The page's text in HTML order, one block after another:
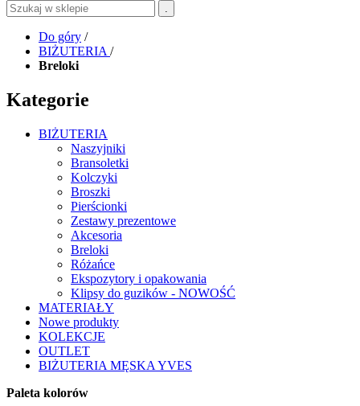
.
Do góry /
BIŻUTERIA /
Breloki
Kategorie
BIŻUTERIA
Naszyjniki
Bransoletki
Kolczyki
Broszki
Pierścionki
Zestawy prezentowe
Akcesoria
Breloki
Różańce
Ekspozytory i opakowania
Klipsy do guzików - NOWOŚĆ
MATERIAŁY
Nowe produkty
KOLEKCJE
OUTLET
BIŻUTERIA MĘSKA YVES
Paleta kolorów